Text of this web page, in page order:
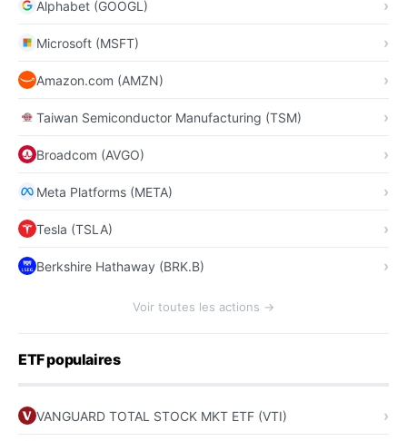
Alphabet (GOOGL)
Microsoft (MSFT)
Amazon.com (AMZN)
Taiwan Semiconductor Manufacturing (TSM)
Broadcom (AVGO)
Meta Platforms (META)
Tesla (TSLA)
Berkshire Hathaway (BRK.B)
Voir toutes les actions →
ETF populaires
VANGUARD TOTAL STOCK MKT ETF (VTI)